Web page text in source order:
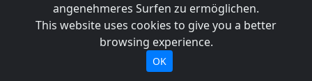
angenehmeres Surfen zu ermöglichen.
This website uses cookies to give you a better
browsing experience.
OK